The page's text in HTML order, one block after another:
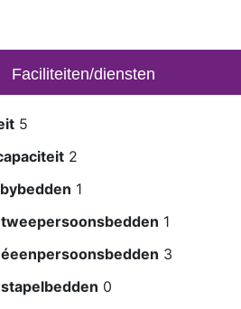
Faciliteiten/diensten
5
2
1
1
3
0